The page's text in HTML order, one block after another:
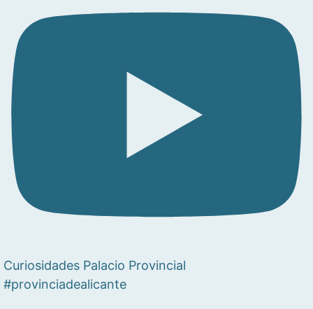
Curiosidades Palacio Provincial
#provinciadealicante